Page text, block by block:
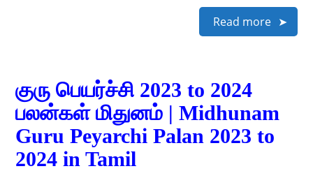
Read more
குரு பெயர்ச்சி 2023 to 2024
பலன்கள் மிதுனம் | Midhunam
Guru Peyarchi Palan 2023 to
2024 in Tamil